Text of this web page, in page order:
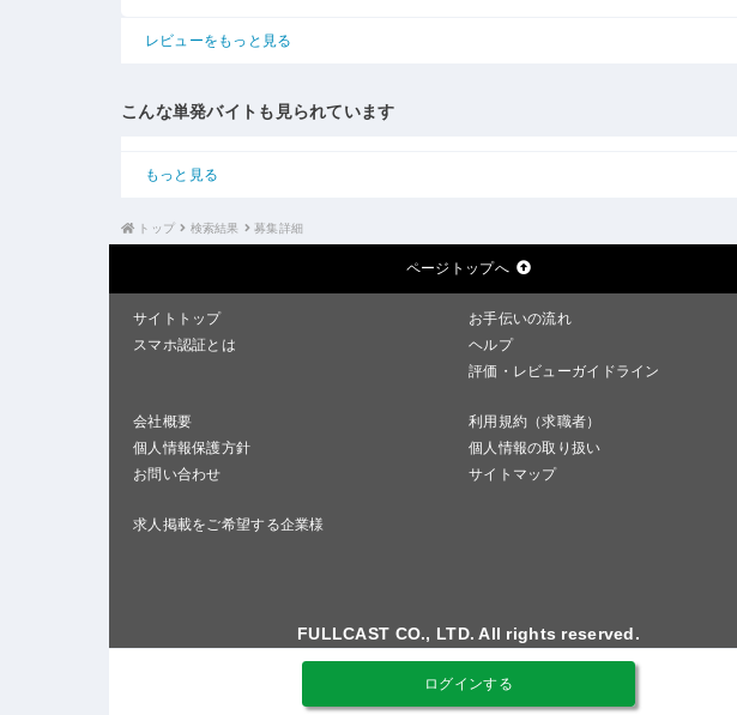
ログインする
レビューをもっと見る
こんな単発バイトも見られています
もっと見る
トップ 検索結果 募集詳細
ページトップへ
サイトトップ
お手伝いの流れ
スマホ認証とは
ヘルプ
評価・レビューガイドライン
会社概要
利用規約（求職者）
個人情報保護方針
個人情報の取り扱い
お問い合わせ
サイトマップ
求人掲載をご希望する企業様
FULLCAST CO., LTD. All rights reserved.